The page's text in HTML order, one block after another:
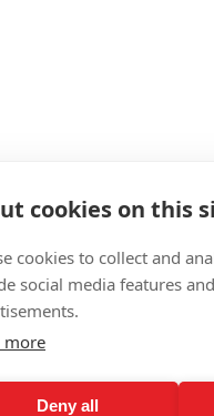
cookies on this
cookies to collect and
social media features
more
Deny all